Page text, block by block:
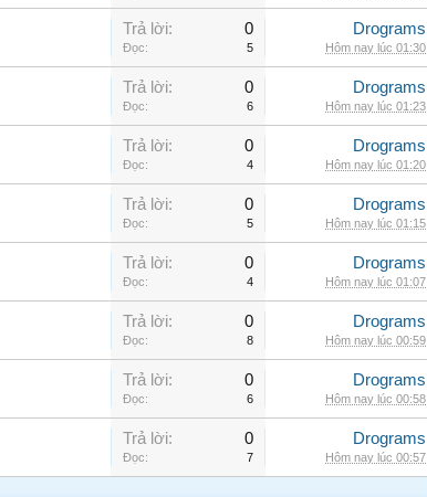
Trả lời: 0
Đọc: 5
Drograms
Hôm nay lúc 01:30
Trả lời: 0
Đọc: 6
Drograms
Hôm nay lúc 01:23
Trả lời: 0
Đọc: 4
Drograms
Hôm nay lúc 01:20
Trả lời: 0
Đọc: 5
Drograms
Hôm nay lúc 01:15
Trả lời: 0
Đọc: 4
Drograms
Hôm nay lúc 01:07
Trả lời: 0
Đọc: 8
Drograms
Hôm nay lúc 00:59
Trả lời: 0
Đọc: 6
Drograms
Hôm nay lúc 00:58
Trả lời: 0
Đọc: 7
Drograms
Hôm nay lúc 00:57